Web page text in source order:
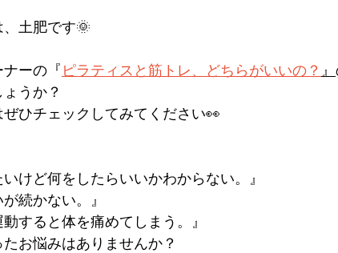
、土肥です🌞
ーの『 ピラティスと筋トレ、どちらがいいの？ 』
うか？
ぜひチェックしてみてください👀
いけど何をしたらいいかわからない。』
が続かない。』
動すると体を痛めてしまう。』
お悩みはありませんか？